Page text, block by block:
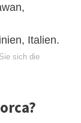
Italien.
sich die